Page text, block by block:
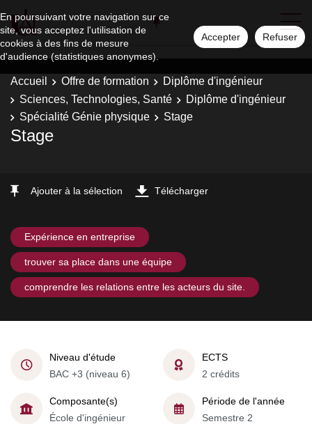
En poursuivant votre navigation sur ce
site, vous acceptez l'utilisation de
cookies à des fins de mesure
d'audience (statistiques anonymes).
Accepter Refuser
Accueil Offre de formation
Diplôme d'ingénieur
Sciences, Technologies, Santé
Diplôme d'ingénieur
Spécialité Génie physique
Stage
Stage
Ajouter à la sélection Télécharger
Expérience en entreprise
trouver sa place dans une équipe
comprendre les relations entre les acteurs du site.
Niveau d'étude
BAC +3 (niveau 6)
ECTS
2 crédits
Composante(s)
École d'ingénieur
Période de l'année
Semestre 2